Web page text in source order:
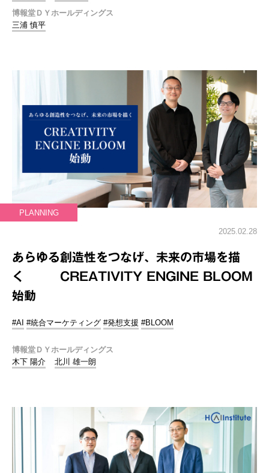
博報堂ＤＹホールディングス
三浦 慎平
PLANNING
2025.02.28
あらゆる創造性をつなげ、未来の市場を描
く CREATIVITY ENGINE BLOOM
始動
#AI #統合マーケティング #発想支援 #BLOOM
博報堂ＤＹホールディングス
木下 陽介
北川 雄一朗